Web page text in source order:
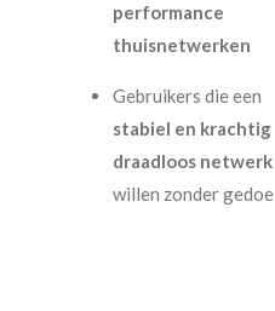
performance
thuisnetwerken
Gebruikers die een
stabiel en krachtig
draadloos netwerk
willen zonder gedoe